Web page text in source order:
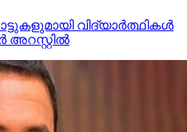
വിദ്യാര്‍ത്ഥികള്‍